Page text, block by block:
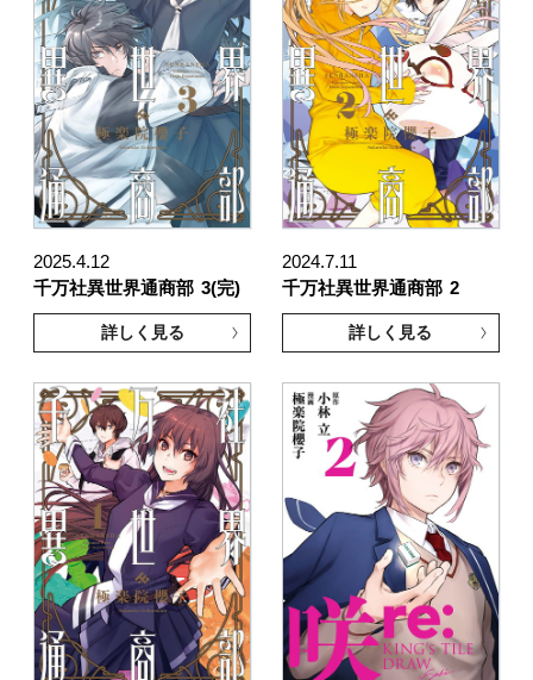
2025.4.12
千万社異世界通商部 3(完)
詳しく見る
2024.7.11
千万社異世界通商部 2
詳しく見る